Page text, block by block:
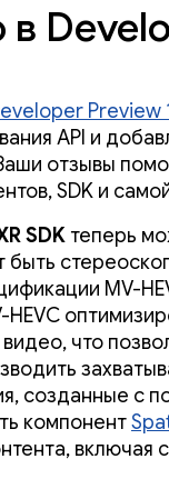
в
Preview
API и
отзывы
SDK и
SDK теперь
быть
MV-
что
созданные с
компонент
включая